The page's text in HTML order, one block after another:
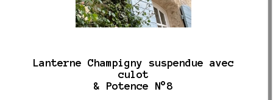
Lanterne Champigny suspendue avec
culot
& Potence N°8